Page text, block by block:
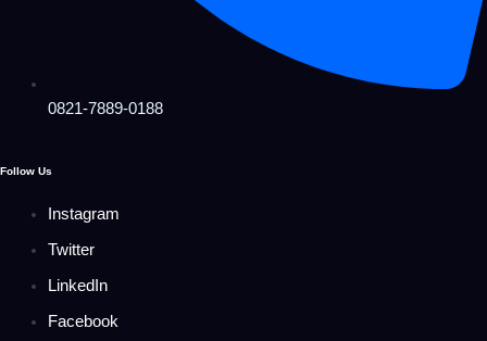
0821-7889-0188
Follow Us
Instagram
Twitter
LinkedIn
Facebook